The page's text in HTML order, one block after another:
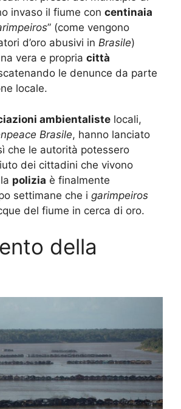
invaso il fiume con centinaia
” (come vengono
d’oro abusivi in Brasile)
vera e propria città
le denunce da parte
locale.
ambientaliste locali,
Brasile, hanno lanciato
che le autorità potessero
dei cittadini che vivono
polizia è finalmente
settimane che i garimpeiros
del fiume in cerca di oro.
della